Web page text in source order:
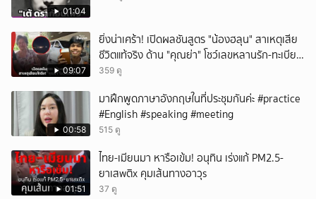
01:04
09:07
ยิ่งน่าเศร้า! เปิดผลชันสูตร "น้องฮลุน" สาเหตุเสีย
ชีวิตแท้จริง ด้าน "คุณย่า" โชว์เลขหลานรัก-ทะเบียน
รถเคลื่อนร่าง!
359 ดู
00:58
มาฝึกพูดภาษาอังกฤษในที่ประชุมกันค่ะ #practice
#English #speaking #meeting
515 ดู
01:51
ไทย-เมียนมา หารือเข้ม! อนุทิน เร่งแก้ PM2.5-
ยาเสwติx คุมเส้นทางอาวุs
37 ดู